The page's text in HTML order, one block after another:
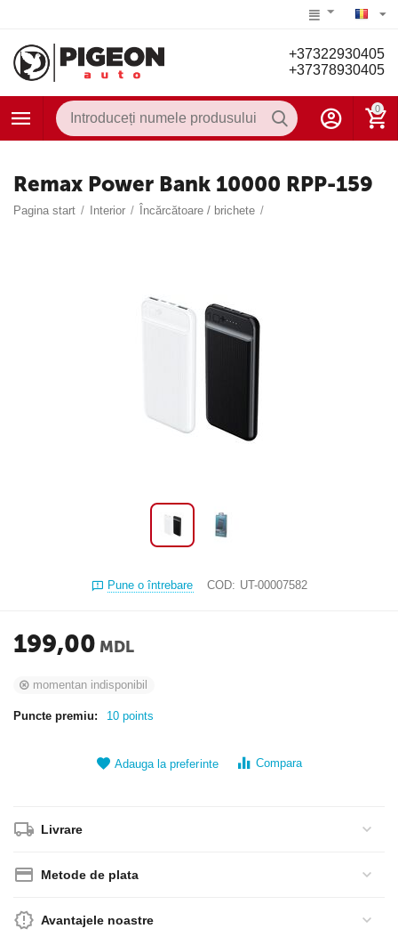
+37322930405
+37378930405
0
Remax Power Bank 10000 RPP-159
Pagina start / Interior / Încărcătoare / brichete /
Pune o întrebare COD: UT-00007582
199,00 MDL
momentan indisponibil
Puncte premiu: 10 points
Adauga la preferinte Compara
Livrare
Metode de plata
Avantajele noastre